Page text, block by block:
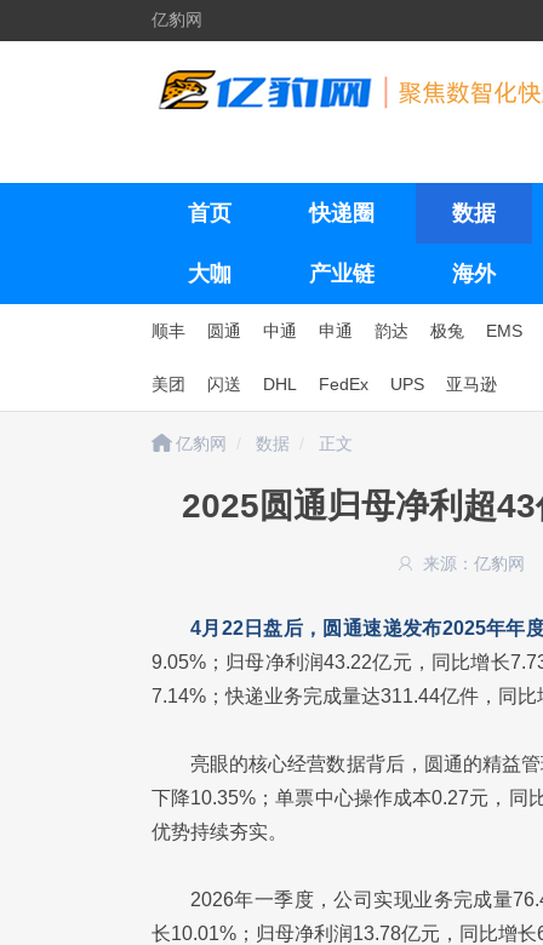
亿豹网
首页 快递圈 数据
大咖 产业链 海外
顺丰 圆通 中通 申通 韵达 极兔 EMS
美团 闪送 DHL FedEx UPS 亚马逊
亿豹网 数据 正文
2025圆通归母净利超
来源：亿豹网
4月22日盘后，圆通速递发布2025年年
9.05%；归母净利润43.22亿元，同比增长
7.14%；快递业务完成量达311.44亿件，同
亮眼的核心经营数据背后，圆通的精益
下降10.35%；单票中心操作成本0.27元，同
优势持续夯实。
2026年一季度，公司实现业务完成量
长10.01%；归母净利润13.78亿元，同比增